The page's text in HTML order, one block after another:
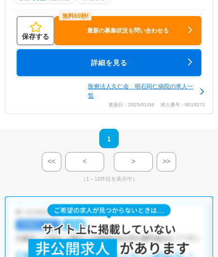
保存する
最新の募集状況を問い合わせる
詳細を見る
医療法人久仁会 明石同仁病院の求人一
覧
更新日：2025/01/08 求人番号：9019271
1
<< < > >>
（1～12件目を表示中）